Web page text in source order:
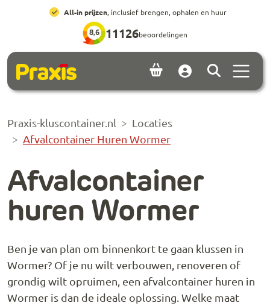
Ga naar hoofdinhoud
Ga naar footer
All-in prijzen, inclusief brengen, ophalen en huur
8,6 11126beoordelingen
Account
Praxis-kluscontainer.nl
Locaties
Afvalcontainer Huren Wormer
Afvalcontainer
huren Wormer
Ben je van plan om binnenkort te gaan klussen in
Wormer? Of je nu wilt verbouwen, renoveren of
grondig wilt opruimen, een afvalcontainer huren in
Wormer is dan de ideale oplossing. Welke maat